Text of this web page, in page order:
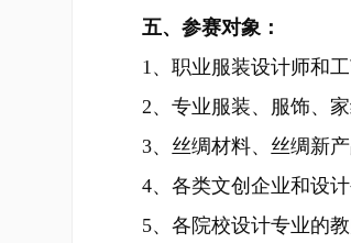
五、参赛对象：
1、职业服装设计师和工
2、专业服装、服饰、家
3、丝绸材料、丝绸新产
4、各类文创企业和设
5、各院校设计专业的